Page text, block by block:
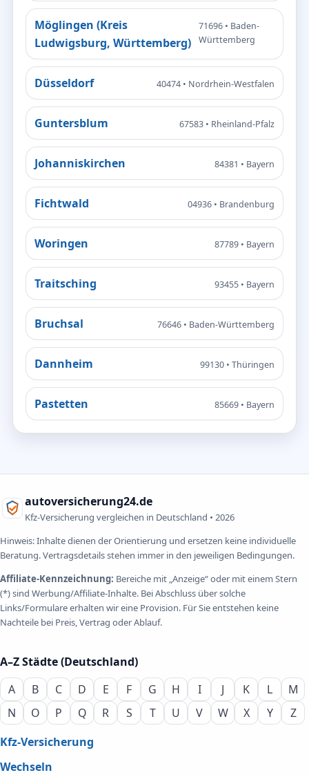
Möglingen (Kreis
Ludwigsburg, Württemberg)
71696 • Baden-
Württemberg
Düsseldorf 40474 • Nordrhein-Westfalen
Guntersblum 67583 • Rheinland-Pfalz
Johanniskirchen 84381 • Bayern
Fichtwald 04936 • Brandenburg
Woringen 87789 • Bayern
Traitsching 93455 • Bayern
Bruchsal 76646 • Baden-Württemberg
Dannheim 99130 • Thüringen
Pastetten 85669 • Bayern
autoversicherung24.de
Kfz-Versicherung vergleichen in Deutschland • 2026
Hinweis: Inhalte dienen der Orientierung und ersetzen keine individuelle
Beratung. Vertragsdetails stehen immer in den jeweiligen Bedingungen.
Affiliate-Kennzeichnung: Bereiche mit „Anzeige“ oder mit einem Stern
(*) sind Werbung/Affiliate-Inhalte. Bei Abschluss über solche
Links/Formulare erhalten wir eine Provision. Für Sie entstehen keine
Nachteile bei Preis, Vertrag oder Ablauf.
A–Z Städte (Deutschland)
A
B C D E F G H I J K L
M
N
O P Q R S T U V W X Y
Z
Kfz-Versicherung
Wechseln